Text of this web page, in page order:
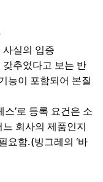
실의 입증
추었다고 보는 반
능이 포함되어 본질
’로 등록 요건은 소
회사의 제품인지
요함.(빙그레의 ‘바